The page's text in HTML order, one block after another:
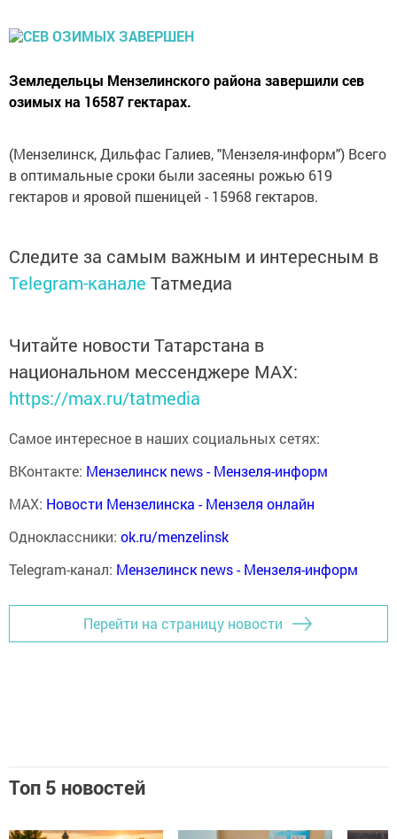
Земледельцы Мензелинского района завершили сев
озимых на 16587 гектарах.
(Мензелинск, Дильфас Галиев, "Мензеля-информ") Всего
в оптимальные сроки были засеяны рожью 619
гектаров и яровой пшеницей - 15968 гектаров.
Следите за самым важным и интересным в
Telegram-канале Татмедиа
Читайте новости Татарстана в
национальном мессенджере MАХ:
https://max.ru/tatmedia
Самое интересное в наших социальных сетях:
ВКонтакте: Мензелинск news - Мензеля-информ
MAX: Новости Мензелинска - Мензеля онлайн
Одноклассники: ok.ru/menzelinsk
Telegram-канал: Мензелинск news - Мензеля-информ
Перейти на страницу новости
Топ 5 новостей